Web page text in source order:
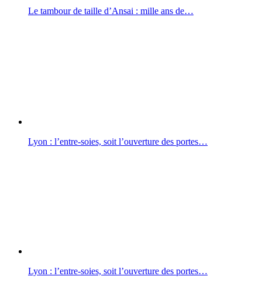
Le tambour de taille d’Ansai : mille ans de…
Lyon : l’entre-soies, soit l’ouverture des portes…
Lyon : l’entre-soies, soit l’ouverture des portes…